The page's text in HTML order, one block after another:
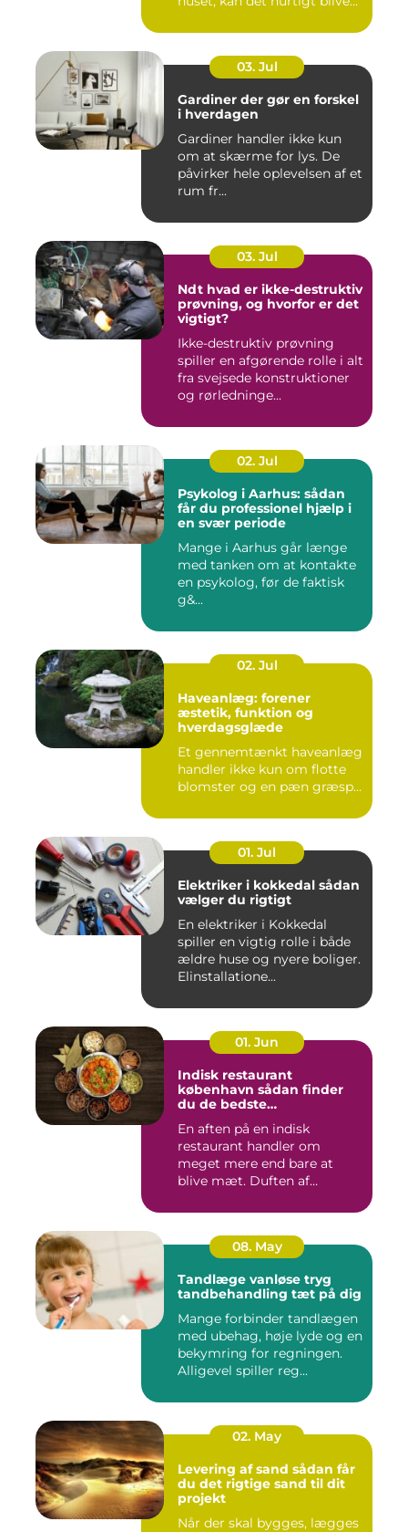
03. Jul
Gardiner der gør en forskel
i hverdagen
Gardiner handler ikke kun
om at skærme for lys. De
påvirker hele oplevelsen af et
rum fr...
03. Jul
Ndt hvad er ikke-destruktiv
prøvning, og hvorfor er det
vigtigt?
Ikke-destruktiv prøvning
spiller en afgørende rolle i alt
fra svejsede konstruktioner
og rørledninge...
02. Jul
Psykolog i Aarhus: sådan
får du professionel hjælp i
en svær periode
Mange i Aarhus går længe
med tanken om at kontakte
en psykolog, før de faktisk
g&...
02. Jul
Haveanlæg: forener
æstetik, funktion og
hverdagsglæde
Et gennemtænkt haveanlæg
handler ikke kun om flotte
blomster og en pæn græsp...
01. Jul
Elektriker i kokkedal sådan
vælger du rigtigt
En elektriker i Kokkedal
spiller en vigtig rolle i både
ældre huse og nyere boliger.
Elinstallatione...
01. Jun
Indisk restaurant
københavn sådan finder
du de bedste
En aften på en indisk
restaurant handler om
meget mere end bare at
blive mæt. Duften af
08. May
Tandlæge vanløse tryg
tandbehandling tæt på dig
Mange forbinder tandlægen
med ubehag, høje lyde og en
bekymring for regningen.
Alligevel spiller reg...
02. May
Levering af sand sådan får
du det rigtige sand til dit
projekt
Når der skal bygges, lægges